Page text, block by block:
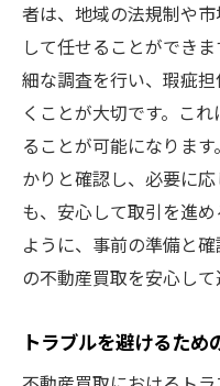
者は、地域の法規制や
して任せることができ
細な調査を行い、瑕疵
くことが大切です。こ
ることが可能になりま
かりと確認し、必要に
も、安心して取引を進
ように、事前の準備と
の不動産買取を安心して
トラブルを避けるため